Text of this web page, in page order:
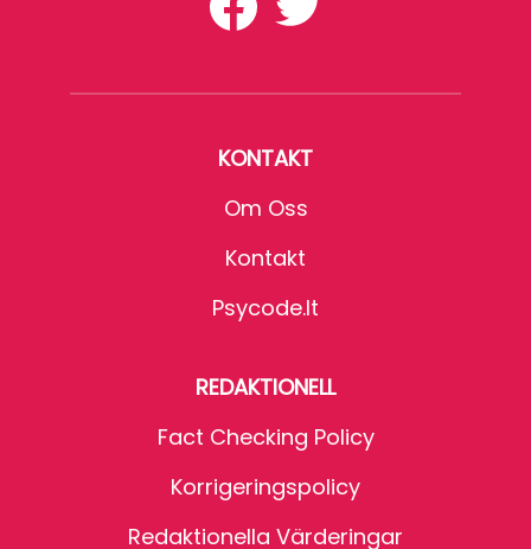
KONTAKT
Om Oss
Kontakt
Psycode.it
REDAKTIONELL
Fact Checking Policy
Korrigeringspolicy
Redaktionella Värderingar